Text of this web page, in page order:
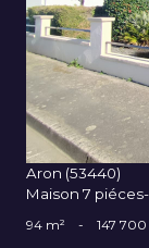
Aron (53440)
Maison 7
94 m² - 147